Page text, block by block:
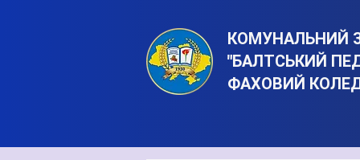
КОМУНАЛЬНИЙ
"БАЛТСЬКИЙ
ФАХОВИЙ